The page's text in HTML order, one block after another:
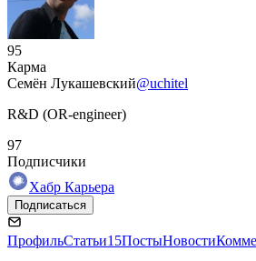
95
Карма
Семён Лукашевский@uchitel
R&D (OR-engineer)
97
Подписчики
Хабр Карьера
Подписаться
ПрофильСтатьи15ПостыНовости